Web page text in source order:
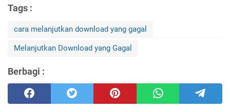
Tags :
cara melanjutkan download yang gagal
Melanjutkan Download yang Gagal
Berbagi :